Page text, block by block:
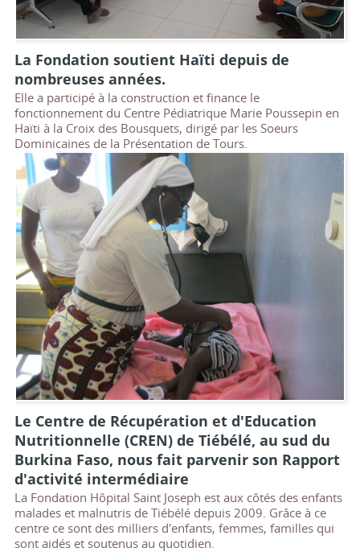
La Fondation soutient Haïti depuis de
nombreuses années.
Elle a participé à la construction et finance le
fonctionnement du Centre Pédiatrique Marie Poussepin en
Haïti à la Croix des Bousquets, dirigé par les Soeurs
Dominicaines de la Présentation de Tours.
Le Centre de Récupération et d'Education
Nutritionnelle (CREN) de Tiébélé, au sud du
Burkina Faso, nous fait parvenir son Rapport
d'activité intermédiaire
La Fondation Hôpital Saint Joseph est aux côtés des enfants
malades et malnutris de Tiébélé depuis 2009. Grâce à ce
centre ce sont des milliers d'enfants, femmes, familles qui
sont aidés et soutenus au quotidien.